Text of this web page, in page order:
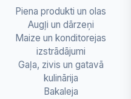
Piena produkti un olas
Augļi un dārzeņi
Maize un konditorejas
izstrādājumi
Gaļa, zivis un gatavā
kulinārija
Bakaleja